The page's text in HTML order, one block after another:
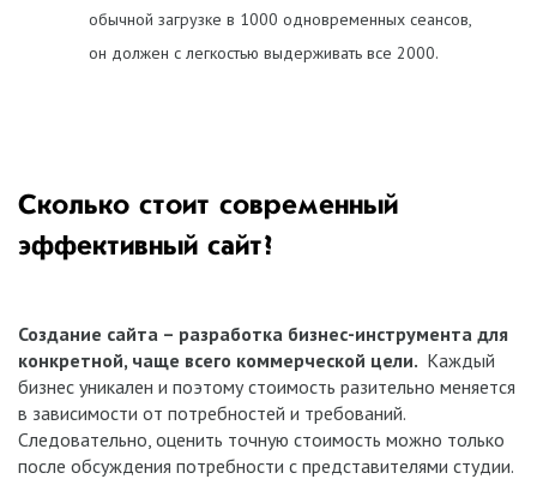
обычной загрузке в 1000 одновременных сеансов,
он должен с легкостью выдерживать все 2000.
Сколько стоит современный
эффективный сайт?
Создание сайта – разработка бизнес-инструмента для
конкретной, чаще всего коммерческой цели. Каждый
бизнес уникален и поэтому стоимость разительно меняется
в зависимости от потребностей и требований.
Следовательно, оценить точную стоимость можно только
после обсуждения потребности с представителями студии.